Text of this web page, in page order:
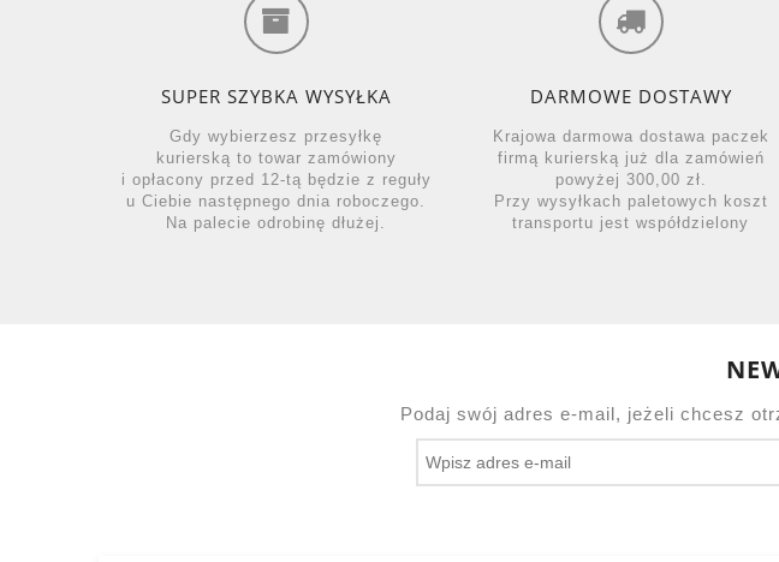
SUPER SZYBKA WYSYŁKA
Gdy wybierzesz przesyłkę
kurierską to towar zamówiony
i opłacony przed 12-tą będzie z reguły
u Ciebie następnego dnia roboczego.
Na palecie odrobinę dłużej.
DARMOWE DOSTAWY
Krajowa darmowa dostawa paczek
firmą kurierską już dla zamówień
powyżej 300,00 zł.
Przy wysyłkach paletowych koszt
transportu jest współdzielony
Podaj swój adres e-mail, jeżeli chcesz